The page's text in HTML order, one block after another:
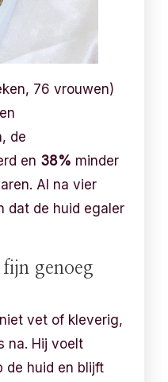
76 vrouwen)
de
en 38% minder
Al na vier
dat de huid egaler
genoeg
vet of kleverig,
na. Hij voelt
de huid en blijft